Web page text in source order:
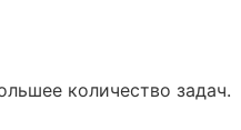
количество задач.